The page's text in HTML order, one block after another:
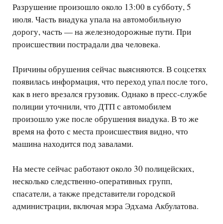
Разрушение произошло около 13:00 в субботу, 5
июля. Часть виадука упала на автомобильную
дорогу, часть — на железнодорожные пути. При
происшествии пострадали два человека.
Причины обрушения сейчас выясняются. В соцсетях
появилась информация, что переход упал после того,
как в него врезался грузовик. Однако в пресс-службе
полиции уточнили, что ДТП с автомобилем
произошло уже после обрушения виадука. В то же
время на фото с места происшествия видно, что
машина находится под завалами.
На месте сейчас работают около 30 полицейских,
несколько следственно-оперативных групп,
спасатели, а также представители городской
администрации, включая мэра Эдхама Акбулатова.